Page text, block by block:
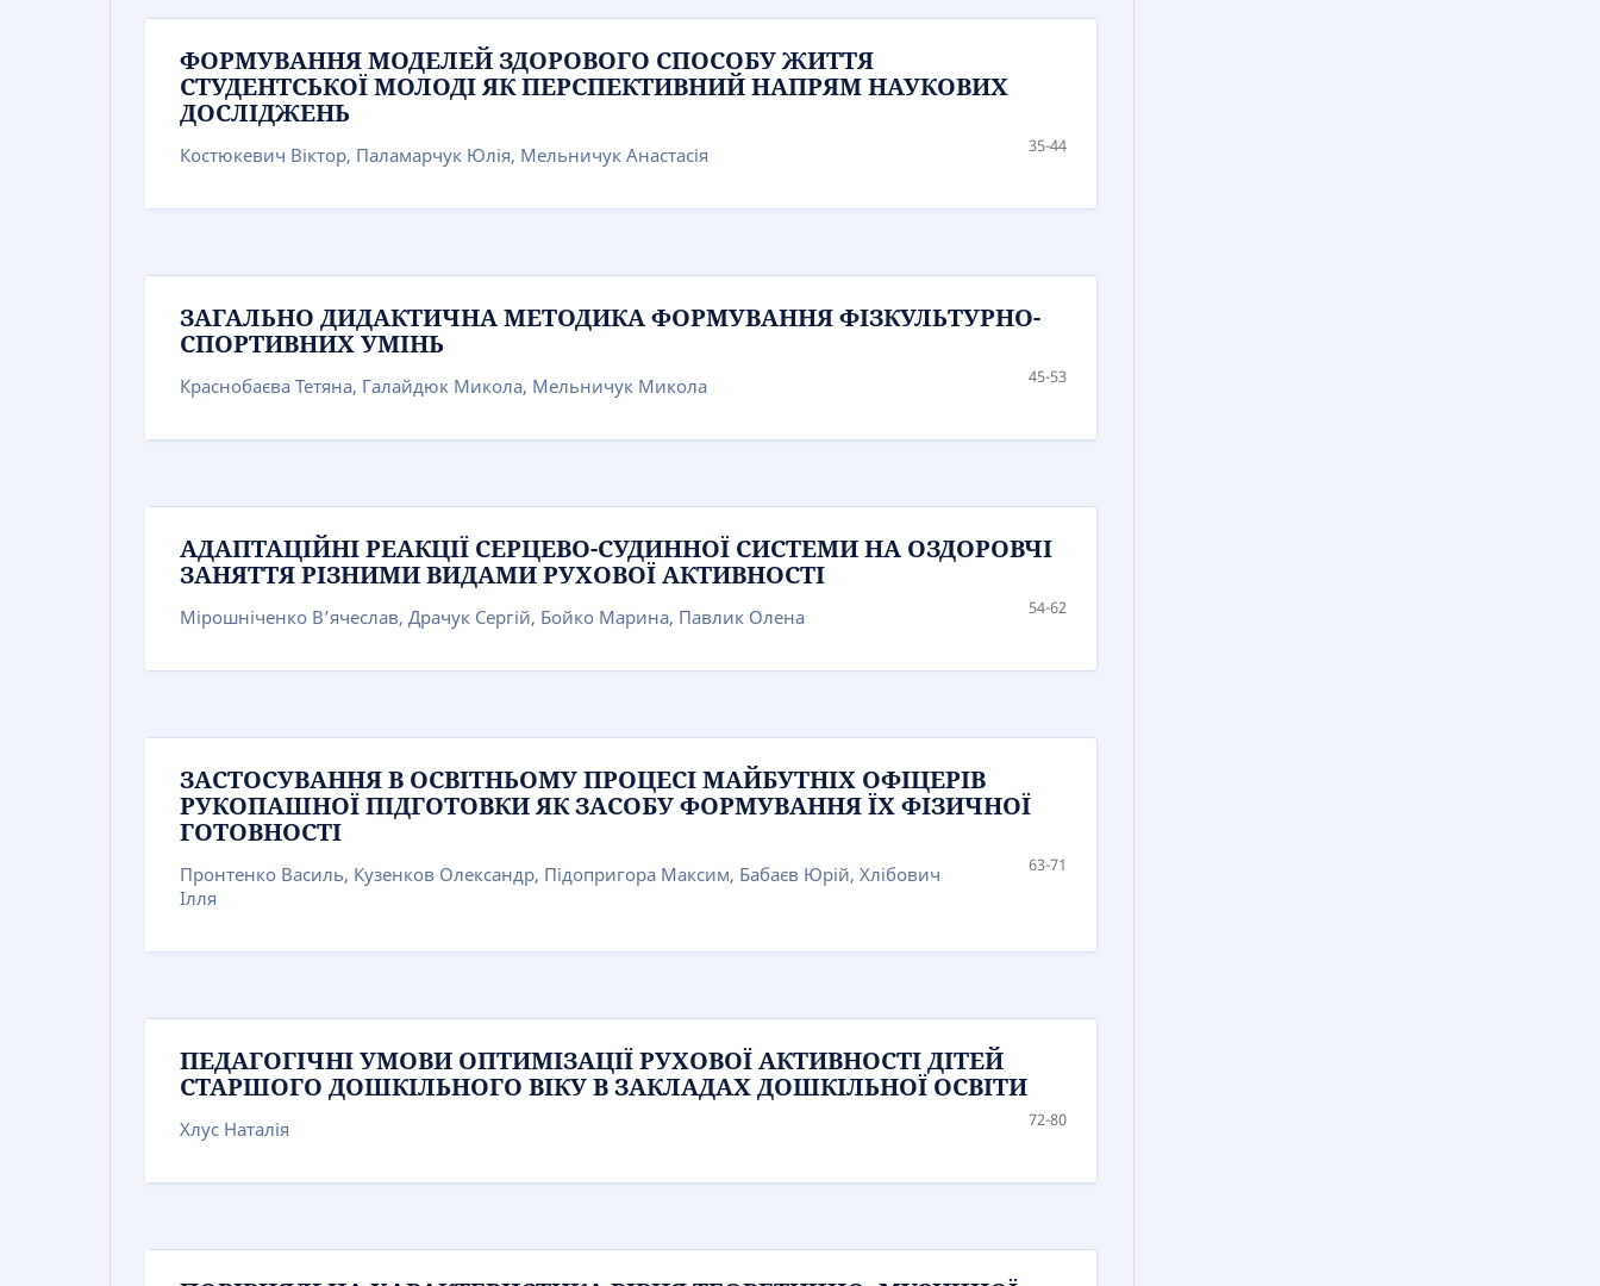
ФОРМУВАННЯ МОДЕЛЕЙ ЗДОРОВОГО СПОСОБУ ЖИТТЯ
СТУДЕНТСЬКОЇ МОЛОДІ ЯК ПЕРСПЕКТИВНИЙ НАПРЯМ НАУКОВИХ
ДОСЛІДЖЕНЬ
Костюкевич Віктор, Паламарчук Юлія, Мельничук Анастасія 35-44
ЗАГАЛЬНО ДИДАКТИЧНА МЕТОДИКА ФОРМУВАННЯ ФІЗКУЛЬТУРНО-
СПОРТИВНИХ УМІНЬ
Краснобаєва Тетяна, Галайдюк Микола, Мельничук Микола 45-53
АДАПТАЦІЙНІ РЕАКЦІЇ СЕРЦЕВО-СУДИННОЇ СИСТЕМИ НА ОЗДОРОВЧІ
ЗАНЯТТЯ РІЗНИМИ ВИДАМИ РУХОВОЇ АКТИВНОСТІ
Мірошніченко В’ячеслав, Драчук Сергій, Бойко Марина, Павлик Олена 54-62
ЗАСТОСУВАННЯ В ОСВІТНЬОМУ ПРОЦЕСІ МАЙБУТНІХ ОФІЦЕРІВ
РУКОПАШНОЇ ПІДГОТОВКИ ЯК ЗАСОБУ ФОРМУВАННЯ ЇХ ФІЗИЧНОЇ
ГОТОВНОСТІ
Пронтенко Василь, Кузенков Олександр, Підопригора Максим, Бабаєв Юрій, Хлібович
Ілля
63-71
ПЕДАГОГІЧНІ УМОВИ ОПТИМІЗАЦІЇ РУХОВОЇ АКТИВНОСТІ ДІТЕЙ
СТАРШОГО ДОШКІЛЬНОГО ВІКУ В ЗАКЛАДАХ ДОШКІЛЬНОЇ ОСВІТИ
Хлус Наталія 72-80